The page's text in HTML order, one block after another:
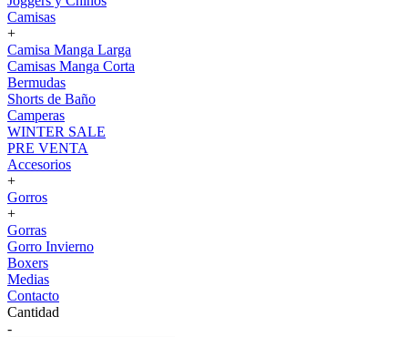
Camisas
+
Camisa Manga Larga
Camisas Manga Corta
Bermudas
Shorts de Baño
Camperas
WINTER SALE
PRE VENTA
Accesorios
+
Gorros
+
Gorras
Gorro Invierno
Boxers
Medias
Contacto
Cantidad
-